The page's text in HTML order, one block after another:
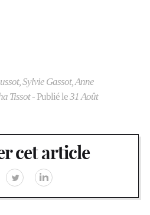
Sylvie Gassot, Anne
Tissot- Publié le31 Août
cet article